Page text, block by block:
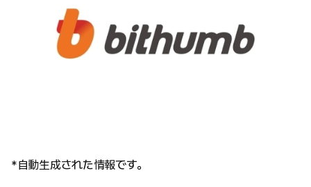
*自動生成された情報です。